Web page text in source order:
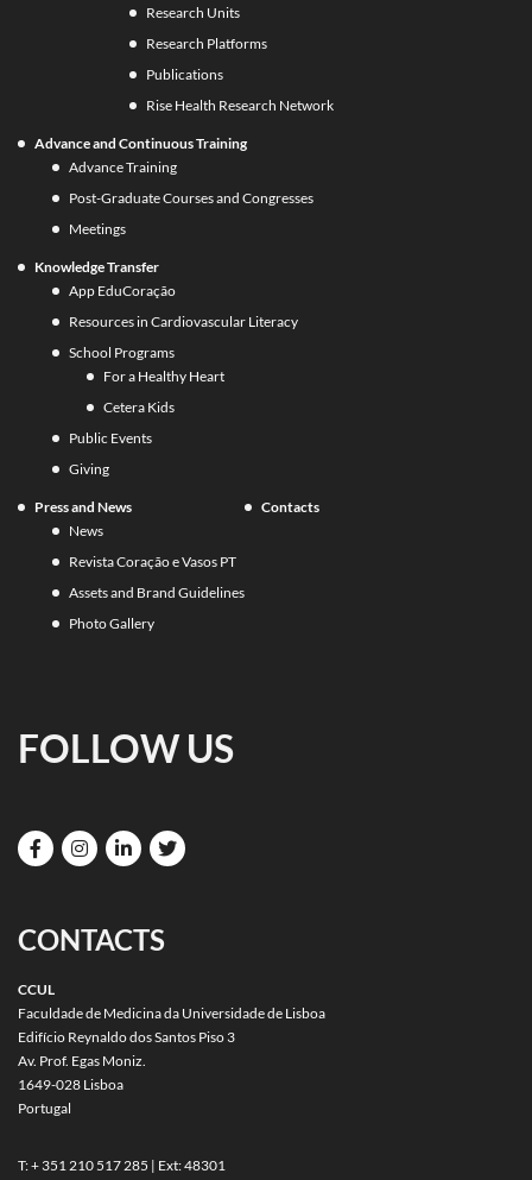
Research Units
Research Platforms
Publications
Rise Health Research Network
Advance and Continuous Training
Advance Training
Post-Graduate Courses and Congresses
Meetings
Knowledge Transfer
App EduCoração
Resources in Cardiovascular Literacy
School Programs
For a Healthy Heart
Cetera Kids
Public Events
Giving
Press and News
News
Revista Coração e Vasos PT
Assets and Brand Guidelines
Photo Gallery
Contacts
FOLLOW US
CONTACTS
CCUL
Faculdade de Medicina da Universidade de Lisboa
Edifício Reynaldo dos Santos Piso 3
Av. Prof. Egas Moniz.
1649-028 Lisboa
Portugal
T: + 351 210 517 285 | Ext: 48301